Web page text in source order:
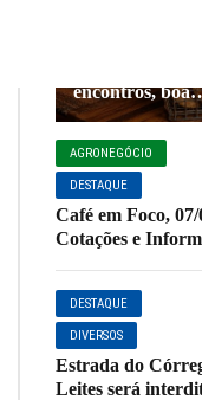
encontros, boa
comida e um
especial de sabor.
AGRONEGÓCIO
DESTAQUE
Café em Foco, 07/
Cotações e
DESTAQUE
DIVERSOS
Estrada do
Leites será